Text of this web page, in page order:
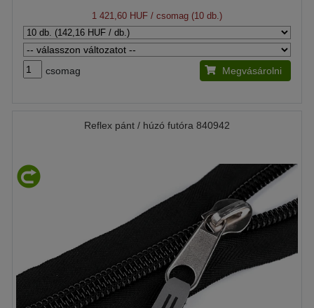
1 421,60 HUF / csomag (10 db.)
csomag Megvásárolni
Reflex pánt / húzó futóra 840942